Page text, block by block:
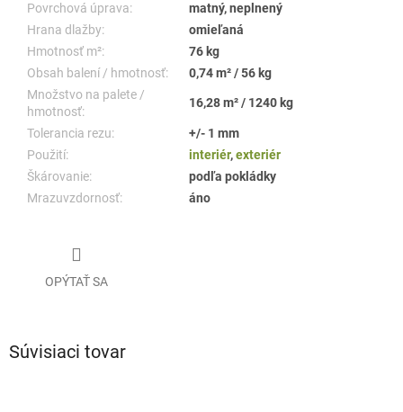
Povrchová úprava:
matný, neplnený
Hrana dlažby:
omieľaná
Hmotnosť m²:
76 kg
Obsah balení / hmotnosť:
0,74 m² / 56 kg
Množstvo na palete /
hmotnosť:
16,28 m² / 1240 kg
Tolerancia rezu:
+/- 1 mm
Použití:
interiér,exteriér
Škárovanie:
podľa pokládky
Mrazuvzdornosť:
áno
OPÝTAŤ SA
Súvisiaci tovar